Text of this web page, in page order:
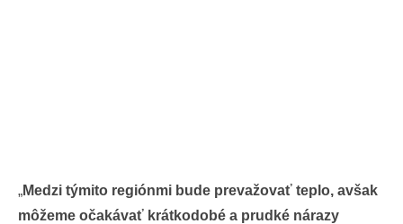
„Medzi týmito regiónmi bude prevažovať teplo, avšak
môžeme očakávať krátkodobé a prudké nárazy